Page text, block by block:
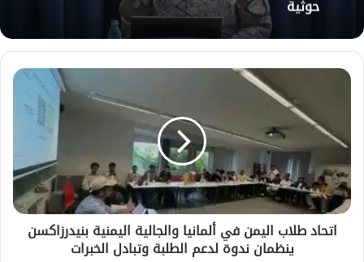
حوثية
اتحاد
ألمانيا
والجالية
اليمنية
بنيدرزاكسن
ينظمان
ندوةاتحاد طلاب اليمن في ألمانيا والجالية اليمنية بنيدرزاكسن
ينظمان ندوة لدعم الطلبة وتبادل الخبرات